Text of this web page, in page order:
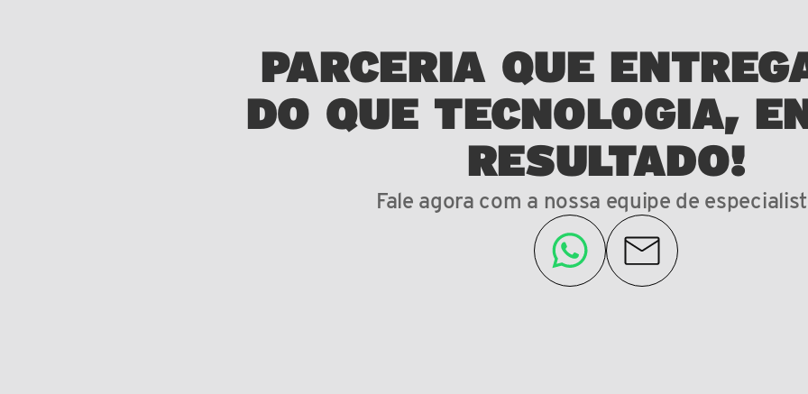
PARCERIA QUE
DO QUE TECNOLOGIA,
RESULTADO!
Fale agora com a nossa equipe de